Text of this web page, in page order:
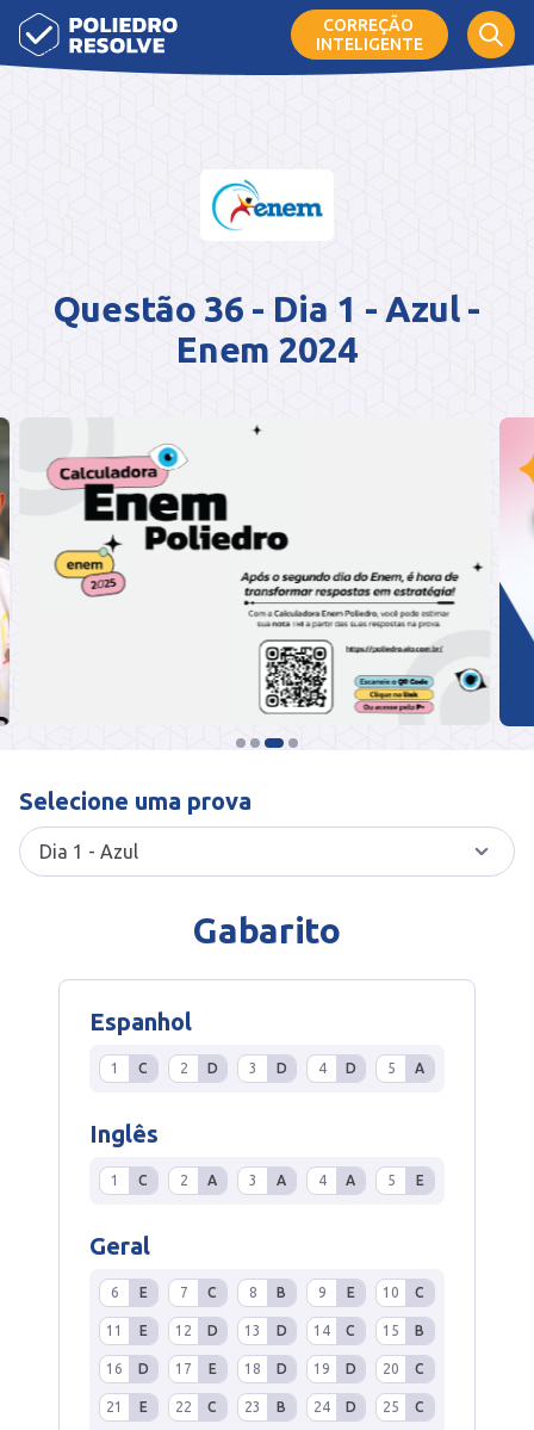
CORREÇÃO
INTELIGENTE
Questão 36 - Dia 1 - Azul -
Enem 2024
Selecione uma prova
Gabarito
Espanhol
1 C 2 D 3 D 4 D 5 A
Inglês
1 C 2 A 3 A 4 A 5 E
Geral
6 E 7 C 8 B 9 E 10 C
11 E 12 D 13 D 14 C 15 B
16 D 17 E 18 D 19 D 20 C
21 E 22 C 23 B 24 D 25 C